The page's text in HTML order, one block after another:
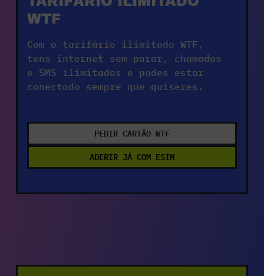
WTF
Com o tarifário ilimitado WTF,
tens internet sem parar, chamadas
e SMS ilimitados e podes estar
conectado sempre que quiseres.
PEDIR CARTÃO WTF
ADERIR JÁ COM ESIM